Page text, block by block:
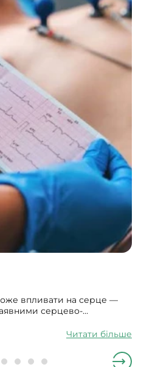
впливати на серце —
серцево-
зменшити силу скорочень
Читати більше